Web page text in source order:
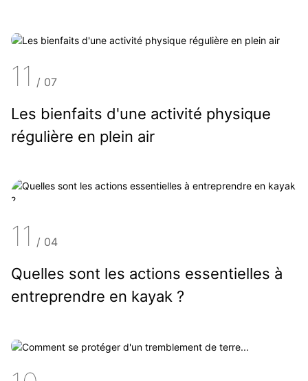
11 / 07
Les bienfaits d'une activité physique
régulière en plein air
11 / 04
Quelles sont les actions essentielles à
entreprendre en kayak ?